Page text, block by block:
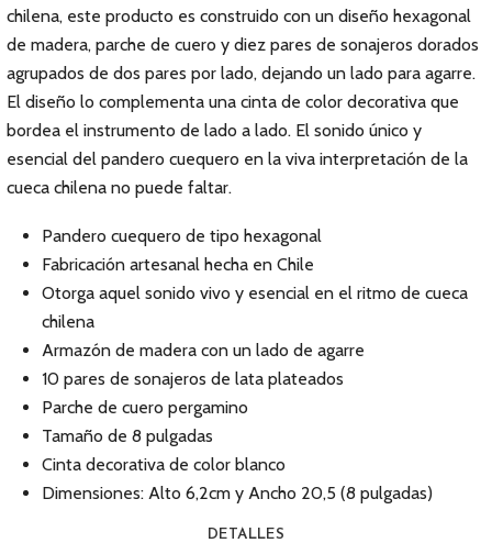
chilena, este producto es construido con un diseño hexagonal
de madera, parche de cuero y diez pares de sonajeros dorados
agrupados de dos pares por lado, dejando un lado para agarre.
El diseño lo complementa una cinta de color decorativa que
bordea el instrumento de lado a lado. El sonido único y
esencial del pandero cuequero en la viva interpretación de la
cueca chilena no puede faltar.
Pandero cuequero de tipo hexagonal
Fabricación artesanal hecha en Chile
Otorga aquel sonido vivo y esencial en el ritmo de cueca
chilena
Armazón de madera con un lado de agarre
10 pares de sonajeros de lata plateados
Parche de cuero pergamino
Tamaño de 8 pulgadas
Cinta decorativa de color blanco
Dimensiones: Alto 6,2cm y Ancho 20,5 (8 pulgadas)
DETALLES